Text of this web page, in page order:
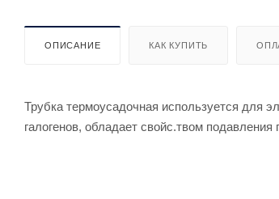
ОПИСАНИЕ КАК КУПИТЬ
Трубка термоусадочная используется для
галогенов, обладает свойс.твом